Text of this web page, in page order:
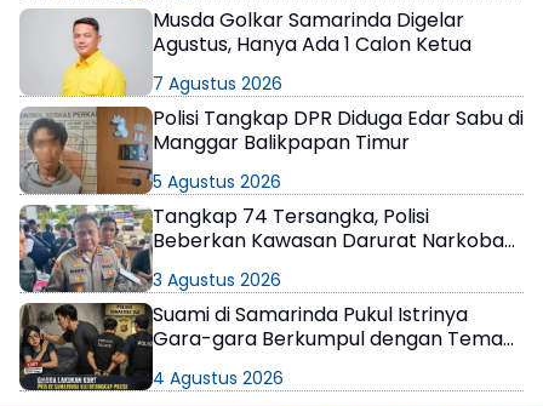
Musda Golkar Samarinda Digelar
Agustus, Hanya Ada 1 Calon Ketua
7 Agustus 2026
Polisi Tangkap DPR Diduga Edar Sabu di
Manggar Balikpapan Timur
5 Agustus 2026
Tangkap 74 Tersangka, Polisi
Beberkan Kawasan Darurat Narkoba
3 Agustus 2026
Suami di Samarinda Pukul Istrinya
Gara-gara Berkumpul dengan Teman
4 Agustus 2026